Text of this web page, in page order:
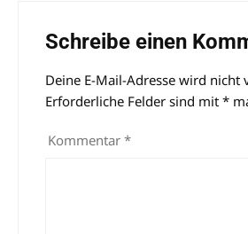
Schreibe einen
Deine E-Mail-Adresse wird nicht
Erforderliche Felder sind mit *
Kommentar *
Alternative: